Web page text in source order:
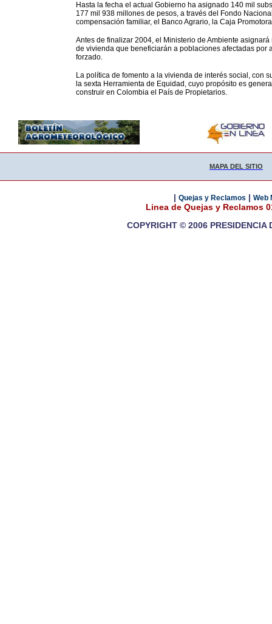
Hasta la fecha el actual Gobierno ha asignado 140 mil
177 mil 938 millones de pesos, a través del Fondo
compensación familiar, el Banco Agrario, la Caja
Antes de finalizar 2004, el Ministerio de Ambiente
de vivienda que beneficiarán a poblaciones afectadas por
forzado.
La política de fomento a la vivienda de interés social, con
la sexta Herramienta de Equidad, cuyo propósito es
construir en Colombia el País de Propietarios.
MAPA DEL SITIO
| Quejas y Reclamos | Web
Linea de Quejas y Reclamos
COPYRIGHT © 2006 PRESIDENCIA